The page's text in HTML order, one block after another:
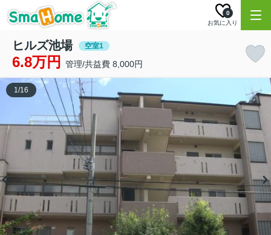
お気に入り
0
ヒルズ池場 空室1
6.8万円 管理/共益費 8,000円
1/16